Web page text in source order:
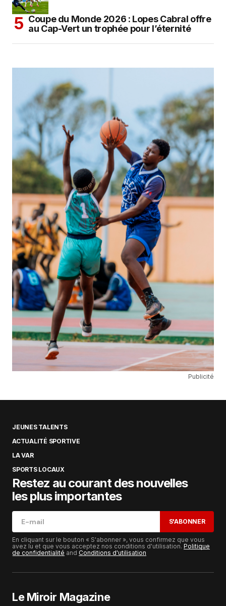
Coupe du Monde 2026 : Lopes Cabral offre
au Cap-Vert un trophée pour l’éternité
Publicité
JEUNES TALENTS
ACTUALITÉ SPORTIVE
LA VAR
SPORTS LOCAUX
Restez au courant des nouvelles
les plus importantes
S'ABONNER
En cliquant sur le bouton « S'abonner », vous confirmez que vous
avez lu et que vous acceptez nos conditions d'utilisation. Politique
de confidentialité and Conditions d'utilisation
Le Miroir Magazine